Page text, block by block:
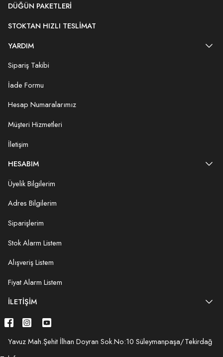
DÜĞÜN PAKETLERI
STOKTAN HIZLI TESLIMAT
YARDIM
Sipariş Takibi
İade Formu
Hesap Numaralarımız
Müşteri Hizmetleri
İletişim
HESABIM
Üyelik Bilgilerim
Adres Bilgilerim
Siparişlerim
Stok Alarm Listem
Alışveriş Listem
Fiyat Alarm Listem
İLETIŞIM
Yavuz Mah.Şehit İlhan Doyran Sok.No:10 Süleymanpaşa/Tekirdağ